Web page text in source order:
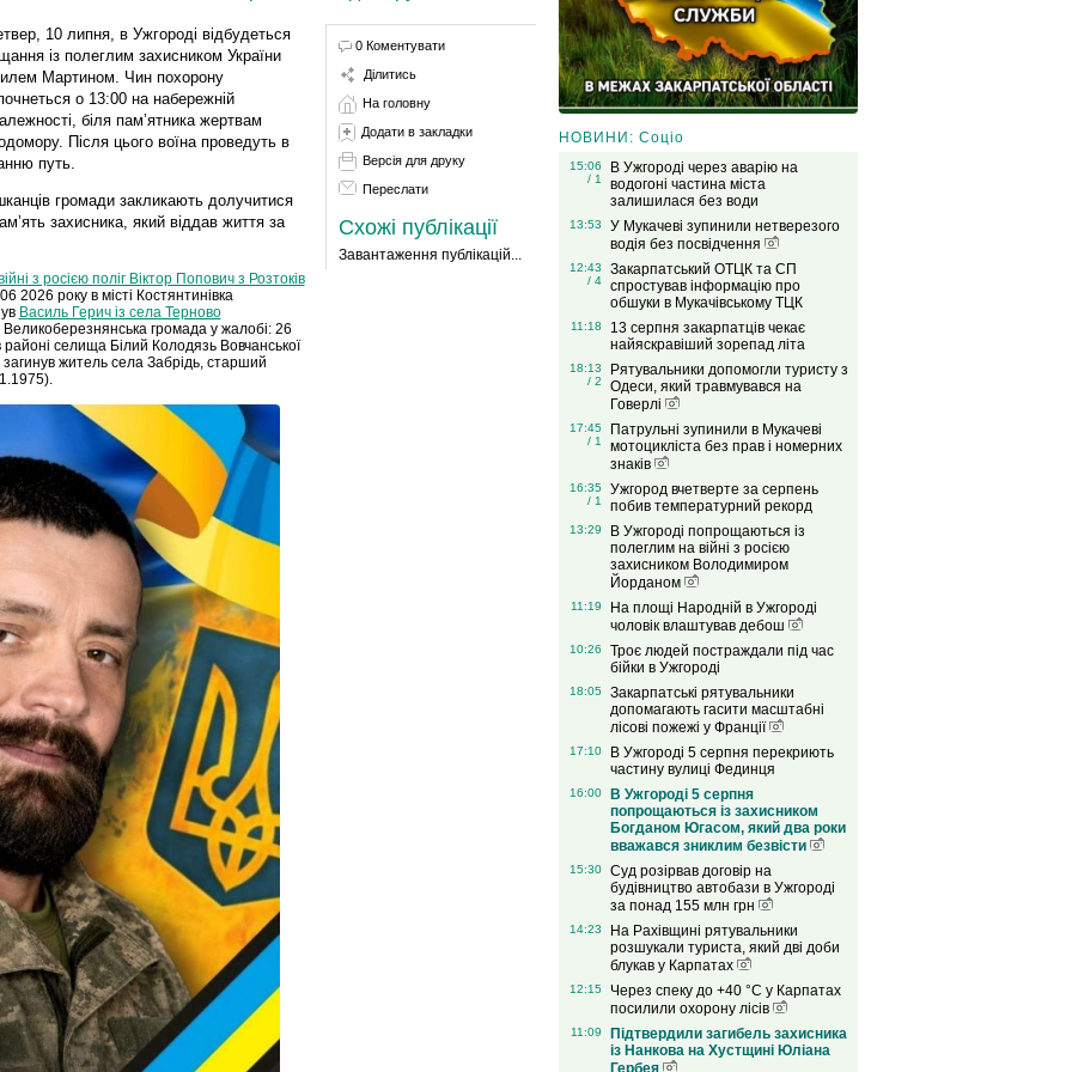
10 липня, в Ужгороді відбудеться
із полеглим захисником України
Мартином. Чин похорону
о 13:00 на набережній
біля пам’ятника жертвам
Після цього воїна проведуть в
путь.
громади закликають долучитися
захисника, який віддав життя за
з росією поліг Віктор Попович з Розтоків
року в місті Костянтинівка
Василь Герич із села Терново
Великоберезнянська громада у жалобі: 26
селища Білий Колодязь Вовчанської
загинув житель села Забрідь, старший
0 Коментувати
Ділитись
На головну
Додати в закладки
Версія для друку
Переслати
Схожі публікації
Завантаження публікацій...
НОВИНИ: Соціо
15:06
/ 1
В Ужгороді через аварію на
водогоні частина міста
залишилася без води
13:53
У Мукачеві зупинили нетверезого
водія без посвідчення
12:43
/ 4
Закарпатський ОТЦК та СП
спростував інформацію про
обшуки в Мукачівському ТЦК
11:18
13 серпня закарпатців чекає
найяскравіший зорепад літа
18:13
/ 2
Рятувальники допомогли туристу з
Одеси, який травмувався на
Говерлі
17:45
/ 1
Патрульні зупинили в Мукачеві
мотоцикліста без прав і номерних
знаків
16:35
/ 1
Ужгород вчетверте за серпень
побив температурний рекорд
13:29
В Ужгороді попрощаються із
полеглим на війні з росією
захисником Володимиром
Йорданом
11:19
На площі Народній в Ужгороді
чоловік влаштував дебош
10:26
Троє людей постраждали під час
бійки в Ужгороді
18:05
Закарпатські рятувальники
допомагають гасити масштабні
лісові пожежі у Франції
17:10
В Ужгороді 5 серпня перекриють
частину вулиці Фединця
16:00
В Ужгороді 5 серпня
попрощаються із захисником
Богданом Югасом, який два роки
вважався зниклим безвісти
15:30
Суд розірвав договір на
будівництво автобази в Ужгороді
за понад 155 млн грн
14:23
На Рахівщині рятувальники
розшукали туриста, який дві доби
блукав у Карпатах
12:15
Через спеку до +40 °C у Карпатах
посилили охорону лісів
11:09
Підтвердили загибель захисника
із Нанкова на Хустщині Юліана